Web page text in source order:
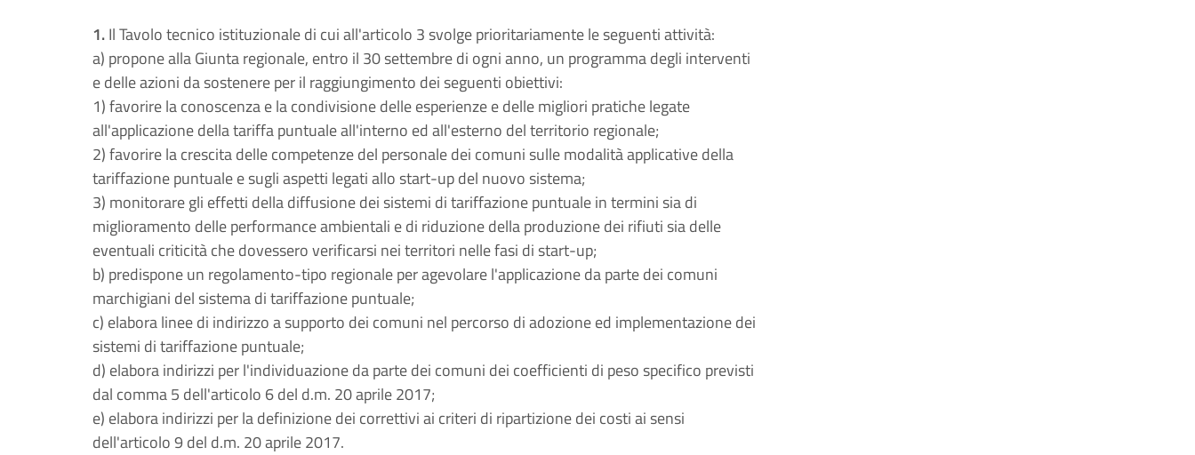
1.Il Tavolo tecnico istituzionale di cui all'articolo 3 svolge prioritariamente le seguenti attività:
a) propone alla Giunta regionale, entro il 30 settembre di ogni anno, un programma degli interventi
e delle azioni da sostenere per il raggiungimento dei seguenti obiettivi:
1) favorire la conoscenza e la condivisione delle esperienze e delle migliori pratiche legate
all'applicazione della tariffa puntuale all'interno ed all'esterno del territorio regionale;
2) favorire la crescita delle competenze del personale dei comuni sulle modalità applicative della
tariffazione puntuale e sugli aspetti legati allo start-up del nuovo sistema;
3) monitorare gli effetti della diffusione dei sistemi di tariffazione puntuale in termini sia di
miglioramento delle performance ambientali e di riduzione della produzione dei rifiuti sia delle
eventuali criticità che dovessero verificarsi nei territori nelle fasi di start-up;
b) predispone un regolamento-tipo regionale per agevolare l'applicazione da parte dei comuni
marchigiani del sistema di tariffazione puntuale;
c) elabora linee di indirizzo a supporto dei comuni nel percorso di adozione ed implementazione dei
sistemi di tariffazione puntuale;
d) elabora indirizzi per l'individuazione da parte dei comuni dei coefficienti di peso specifico previsti
dal comma 5 dell'articolo 6 del d.m. 20 aprile 2017;
e) elabora indirizzi per la definizione dei correttivi ai criteri di ripartizione dei costi ai sensi
dell'articolo 9 del d.m. 20 aprile 2017.